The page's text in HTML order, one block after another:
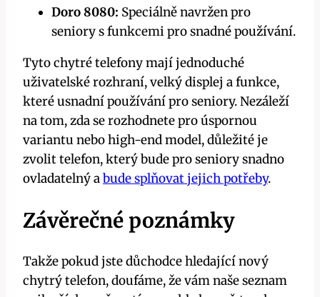
Doro 8080: Speciálně navržen pro
seniory s funkcemi pro snadné používání.
Tyto chytré telefony mají jednoduché
uživatelské rozhraní, velký displej a funkce,
které usnadní používání pro seniory. Nezáleží
na tom, zda se rozhodnete pro úspornou
variantu nebo high-end model, důležité je
zvolit telefon, který bude pro seniory snadno
ovladatelný abude splňovat jejich potřeby.
Závěrečné poznámky
Takže pokud jste důchodce hledající nový
chytrý telefon, doufáme, že vám naše seznam